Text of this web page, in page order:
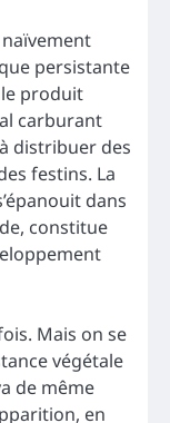
persistante
le produit
carburant
distribuer des
festins. La
dans
constitue
Mais on se
végétale
de même
en